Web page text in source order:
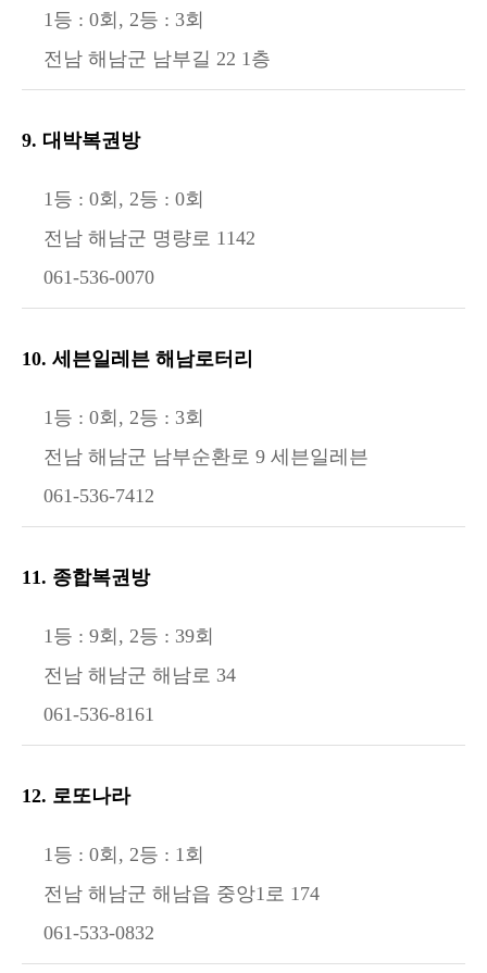
1등 : 0회, 2등 : 3회
전남 해남군 남부길 22 1층
9. 대박복권방
1등 : 0회, 2등 : 0회
전남 해남군 명량로 1142
061-536-0070
10. 세븐일레븐 해남로터리
1등 : 0회, 2등 : 3회
전남 해남군 남부순환로 9 세븐일레븐
061-536-7412
11. 종합복권방
1등 : 9회, 2등 : 39회
전남 해남군 해남로 34
061-536-8161
12. 로또나라
1등 : 0회, 2등 : 1회
전남 해남군 해남읍 중앙1로 174
061-533-0832